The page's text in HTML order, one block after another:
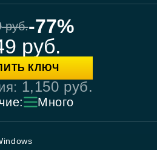
руб.-77%
руб.
КЛЮЧ
1,150 руб.
Много